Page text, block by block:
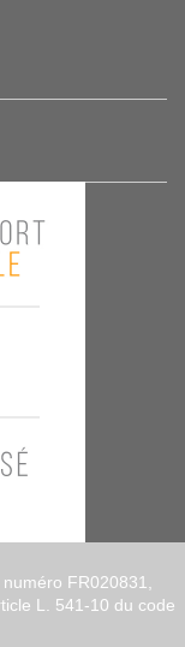
FR020831,
L. 541-10 du code